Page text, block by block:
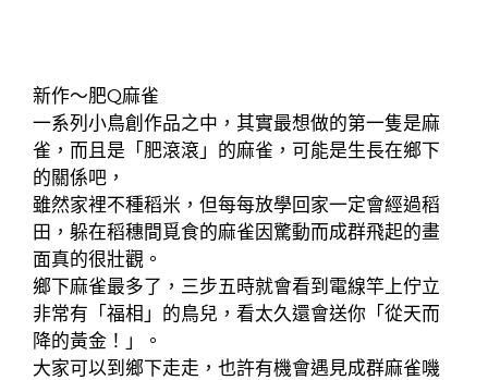
新作～肥Q麻雀
一系列小鳥創作品之中，其實最想做的第一隻是麻
雀，而且是「肥滾滾」的麻雀，可能是生長在鄉下
的關係吧，
雖然家裡不種稻米，但每每放學回家一定會經過稻
田，躲在稻穗間覓食的麻雀因驚動而成群飛起的畫
面真的很壯觀。
鄉下麻雀最多了，三步五時就會看到電線竿上佇立
非常有「福相」的鳥兒，看太久還會送你「從天而
降的黃金！」。
大家可以到鄉下走走，也許有機會遇見成群麻雀嘰